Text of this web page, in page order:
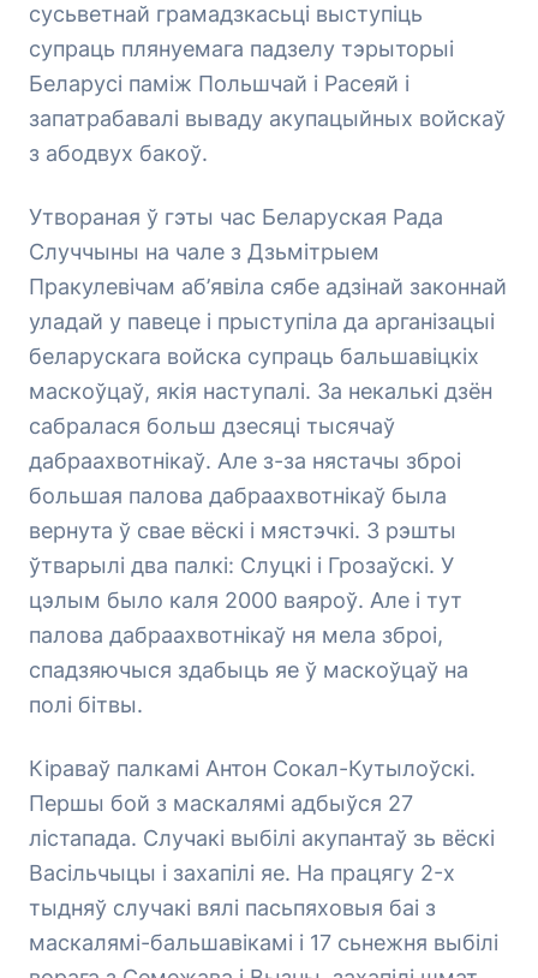
сусьветнай грамадзкасьці выступіць
супраць плянуемага падзелу тэрыторыі
Беларусі паміж Польшчай і Расеяй і
запатрабавалі вываду акупацыйных войскаў
з абодвух бакоў.
Утвораная ў гэты час Беларуская Рада
Случчыны на чале з Дзьмітрыем
Пракулевічам аб’явіла сябе адзінай законнай
уладай у павеце і прыступіла да арганізацыі
беларускага войска супраць бальшавіцкіх
маскоўцаў, якія наступалі. За некалькі дзён
сабралася больш дзесяці тысячаў
дабраахвотнікаў. Але з-за нястачы зброі
большая палова дабраахвотнікаў была
вернута ў свае вёскі і мястэчкі. З рэшты
ўтварылі два палкі: Слуцкі і Грозаўскі. У
цэлым было каля 2000 ваяроў. Але і тут
палова дабраахвотнікаў ня мела зброі,
спадзяючыся здабыць яе ў маскоўцаў на
полі бітвы.
Кіраваў палкамі Антон Сокал-Кутылоўскі.
Першы бой з маскалямі адбыўся 27
лістапада. Случакі выбілі акупантаў зь вёскі
Васільчыцы і захапілі яе. На працягу 2-х
тыдняў случакі вялі пасьпяховыя баі з
маскалямі-бальшавікамі і 17 сьнежня выбілі